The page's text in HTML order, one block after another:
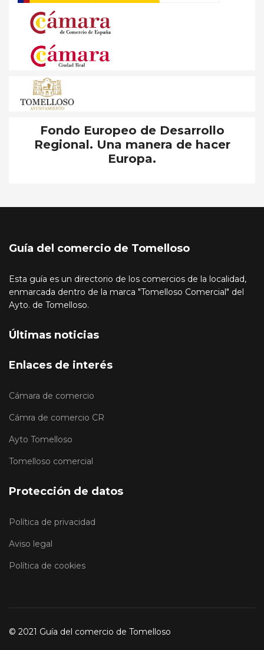
Fondo Europeo de Desarrollo
Regional. Una manera de hacer
Europa.
Guía del comercio de Tomelloso
Esta guía es un directorio de los comercios de la localidad,
enmarcada dentro de la marca "Tomelloso Comercial" del
Ayto. de Tomelloso.
Últimas noticias
Enlaces de interés
Cámara de comercio
Cámra de comercio CR
Ayto Tomelloso
Tomelloso comercial
Protección de datos
Política de privacidad
Aviso legal
Política de cookies
© 2021 Guía del comercio de Tomelloso